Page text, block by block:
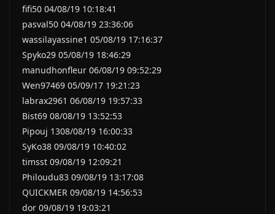
fifi50 04/08/19 10:18:41
pasval50 04/08/19 23:36:06
wassilayassine1 05/08/19 17:16:37
Spyko29 05/08/19 18:46:29
manudhonfleur 06/08/19 09:52:29
Wen97469 05/09/17 19:21:23
labrax2961 06/08/19 19:57:33
Bist69 08/08/19 13:52:53
Pipouj 1308/08/19 16:00:33
SyKo38 09/08/19 10:40:02
timsst 09/08/19 12:09:21
Philoudu83 09/08/19 13:17:08
QUICKMER 09/08/19 14:56:53
dor 09/08/19 19:03:21